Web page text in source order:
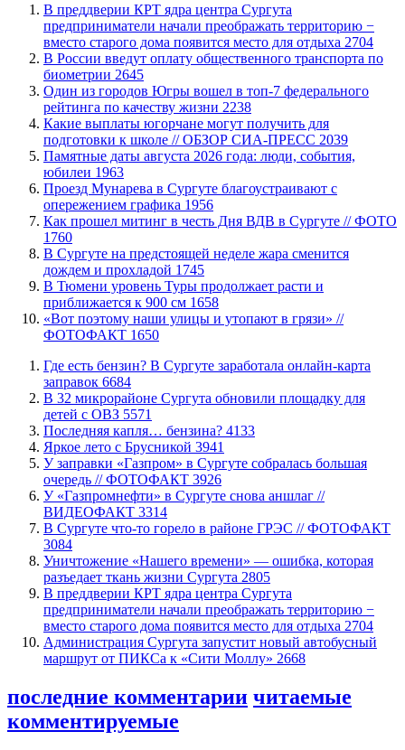
​В преддверии КРТ ядра центра Сургута
предприниматели начали преображать территорию −
вместо старого дома появится место для отдыха 2704
В России введут оплату общественного транспорта по
биометрии 2645
Один из городов Югры вошел в топ-7 федерального
рейтинга по качеству жизни 2238
Какие выплаты югорчане могут получить для
подготовки к школе // ОБЗОР СИА-ПРЕСС 2039
​Памятные даты августа 2026 года: люди, события,
юбилеи 1963
​Проезд Мунарева в Сургуте благоустраивают с
опережением графика 1956
Как прошел митинг в честь Дня ВДВ в Сургуте // ФОТО
1760
В Сургуте на предстоящей неделе жара сменится
дождем и прохладой 1745
В Тюмени уровень Туры продолжает расти и
приближается к 900 см 1658
«Вот поэтому наши улицы и утопают в грязи» //
ФОТОФАКТ 1650
​Где есть бензин? В Сургуте заработала онлайн-карта
заправок 6684
В 32 микрорайоне Сургута обновили площадку для
детей с ОВЗ 5571
​Последняя капля… бензина? 4133
Яркое лето с Брусникой 3941
​У заправки «Газпром» в Сургуте собралась большая
очередь // ФОТОФАКТ 3926
У «Газпромнефти» в Сургуте снова аншлаг //
ВИДЕОФАКТ 3314
​В Сургуте что-то горело в районе ГРЭС // ФОТОФАКТ
3084
​Уничтожение «Нашего времени» — ошибка, которая
разъедает ткань жизни Сургута 2805
​В преддверии КРТ ядра центра Сургута
предприниматели начали преображать территорию −
вместо старого дома появится место для отдыха 2704
​Администрация Сургута запустит новый автобусный
маршрут от ПИКСа к «Сити Моллу» 2668
последние комментарии читаемые
комментируемые